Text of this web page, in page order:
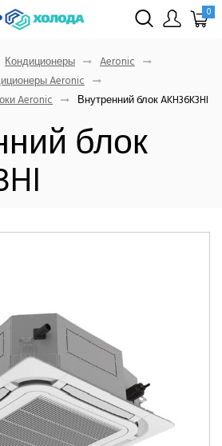
0
Кондиционеры
Aeronic
Aeronic
Aeronic
Внутренний блок AKH36K3HI
блок